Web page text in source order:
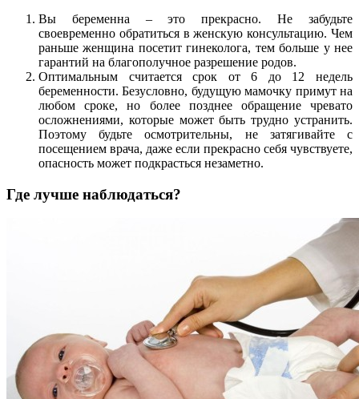
Вы беременна – это прекрасно. Не забудьте
своевременно обратиться в женскую консультацию. Чем
раньше женщина посетит гинеколога, тем больше у нее
гарантий на благополучное разрешение родов.
Оптимальным считается срок от 6 до 12 недель
беременности. Безусловно, будущую мамочку примут на
любом сроке, но более позднее обращение чревато
осложнениями, которые может быть трудно устранить.
Поэтому будьте осмотрительны, не затягивайте с
посещением врача, даже если прекрасно себя чувствуете,
опасность может подкрасться незаметно.
Где лучше наблюдаться?